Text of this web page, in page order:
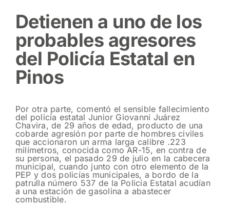
Detienen a uno de los
probables agresores
del Policía Estatal en
Pinos
Por otra parte, comentó el sensible fallecimiento
del policía estatal Junior Giovanni Juárez
Chavira, de 29 años de edad, producto de una
cobarde agresión por parte de hombres civiles
que accionaron un arma larga calibre .223
milímetros, conocida como AR-15, en contra de
su persona, el pasado 29 de julio en la cabecera
municipal, cuando junto con otro elemento de la
PEP y dos policías municipales, a bordo de la
patrulla número 537 de la Policía Estatal acudían
a una estación de gasolina a abastecer
combustible.